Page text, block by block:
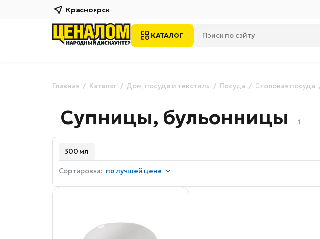
Красноярск
КАТАЛОГ
Главная Каталог Дом, посуда и текстиль Посуда Столовая посуда
Супницы, бульонницы 1
300 мл
Сортировка: получшей цене